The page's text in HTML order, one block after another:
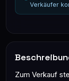
Verkäufer
Zum Verkauf